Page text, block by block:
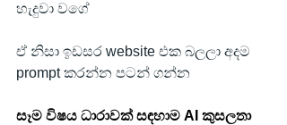
හැදුවා වගේ
ඒ නිසා ඉඩසර website එක බලලා අදම
prompt කරන්න පටන් ගන්න
සෑම විෂය ධාරාවක් සඳහාම AI කුසලතා